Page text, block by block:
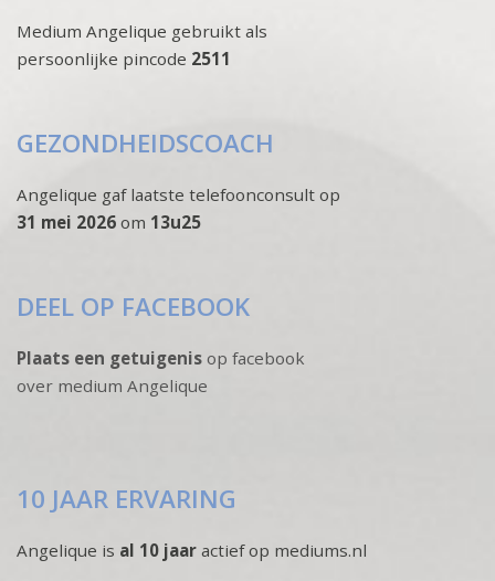
Medium Angelique gebruikt als
persoonlijke pincode 2511
GEZONDHEIDSCOACH
Angelique gaf laatste telefoonconsult op
31 mei 2026 om 13u25
DEEL OP FACEBOOK
Plaats een getuigenis op facebook
over medium Angelique
10 JAAR ERVARING
Angelique is al 10 jaar actief op mediums.nl